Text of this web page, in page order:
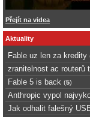
Přejít na videa
Aktuality
Fable uz len za kredity
zranitelnost ac routerů
Fable 5 is back (5)
Anthropic vypol
Jak odhalit falešný